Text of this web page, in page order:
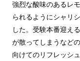
強烈な酸味のあるレ
られるようにシャリ
した。受験本番迎え
が散ってしまうなど
向けてのリフレッシ